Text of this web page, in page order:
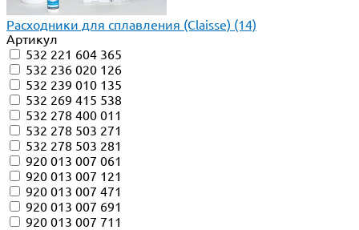
Расходники для сплавления (Claisse) (14)
Артикул
532 221 604 365
532 236 020 126
532 239 010 135
532 269 415 538
532 278 400 011
532 278 503 271
532 278 503 281
920 013 007 061
920 013 007 121
920 013 007 471
920 013 007 691
920 013 007 711